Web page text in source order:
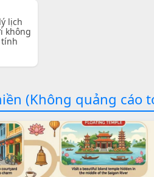
lịch
không
(Không quảng cáo